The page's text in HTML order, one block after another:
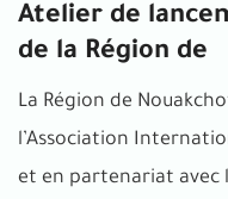
Atelier de
de la Région de
La Région de
l’Association
et en partenariat avec